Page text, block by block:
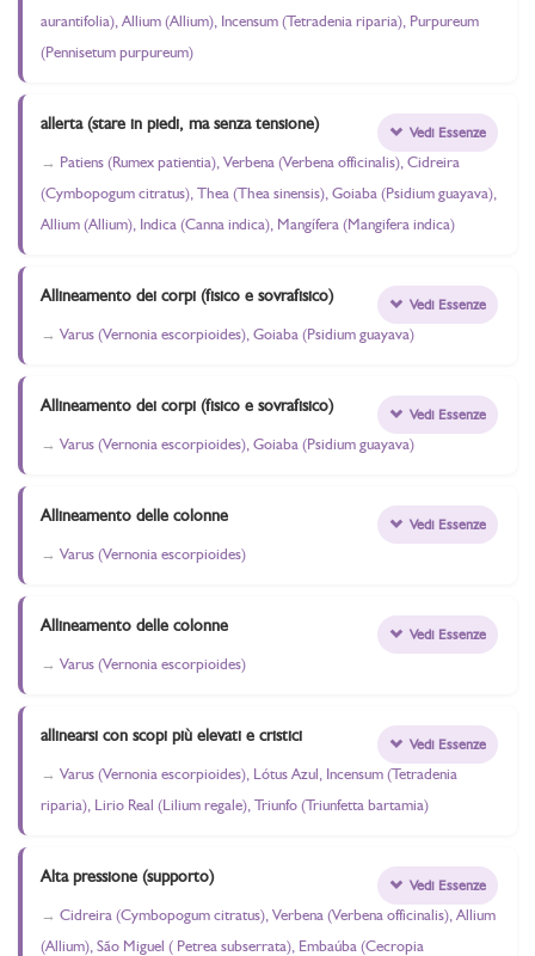
aurantifolia), Allium (Allium), Incensum (Tetradenia riparia), Purpureum
(Pennisetum purpureum)
allerta (stare in piedi, ma senza tensione)
Patiens (Rumex patientia), Verbena (Verbena officinalis), Cidreira
(Cymbopogum citratus), Thea (Thea sinensis), Goiaba (Psidium guayava),
Allium (Allium), Indica (Canna indica), Mangífera (Mangifera indica)
Vedi Essenze
Allineamento dei corpi (fisico e sovrafisico)
Varus (Vernonia escorpioides), Goiaba (Psidium guayava)
Vedi Essenze
Allineamento dei corpi (fisico e sovrafisico)
Varus (Vernonia escorpioides), Goiaba (Psidium guayava)
Vedi Essenze
Allineamento delle colonne
Varus (Vernonia escorpioides)
Vedi Essenze
Allineamento delle colonne
Varus (Vernonia escorpioides)
Vedi Essenze
allinearsi con scopi più elevati e cristici
Varus (Vernonia escorpioides), Lótus Azul, Incensum (Tetradenia
riparia), Lirio Real (Lilium regale), Triunfo (Triunfetta bartamia)
Vedi Essenze
Alta pressione (supporto)
Cidreira (Cymbopogum citratus), Verbena (Verbena officinalis), Allium
(Allium), São Miguel ( Petrea subserrata), Embaúba (Cecropia
Vedi Essenze